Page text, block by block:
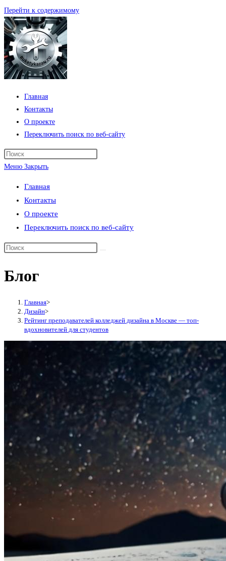
Перейти к содержимому
Главная
Контакты
О проекте
Переключить поиск по веб-сайту
Меню Закрыть
Главная
Контакты
О проекте
Переключить поиск по веб-сайту
Блог
Главная>
Дизайн>
Рейтинг преподавателей колледжей дизайна в Москве — топ-
вдохновителей для студентов